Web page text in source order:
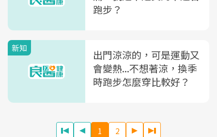
跑步？
新知
出門涼涼的，可是運動又
會變熱...不想著涼，換季
時跑步怎麼穿比較好？
1 2